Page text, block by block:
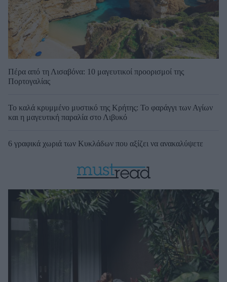
Πέρα από τη Λισαβόνα: 10 μαγευτικοί προορισμοί της
Πορτογαλίας
Το καλά κρυμμένο μυστικό της Κρήτης: Το φαράγγι των Αγίων
και η μαγευτική παραλία στο Λιβυκό
6 γραφικά χωριά των Κυκλάδων που αξίζει να ανακαλύψετε